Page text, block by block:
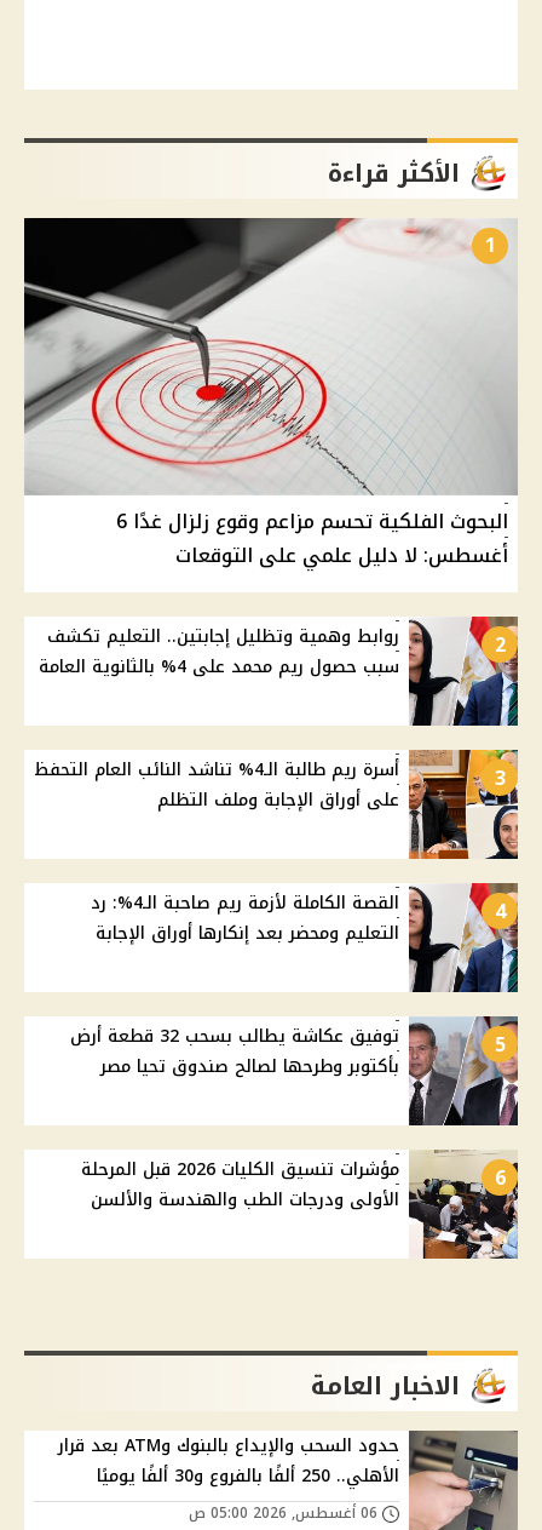
الأكثر قراءة
1
البحوث الفلكية تحسم مزاعم وقوع زلزال غدًا 6
أغسطس: لا دليل علمي على التوقعات
2
روابط وهمية وتظليل إجابتين.. التعليم تكشف
سبب حصول ريم محمد على 4% بالثانوية العامة
3
أسرة ريم طالبة الـ4% تناشد النائب العام التحفظ
على أوراق الإجابة وملف التظلم
4
القصة الكاملة لأزمة ريم صاحبة الـ4%: رد
التعليم ومحضر بعد إنكارها أوراق الإجابة
5
توفيق عكاشة يطالب بسحب 32 قطعة أرض
بأكتوبر وطرحها لصالح صندوق تحيا مصر
6
مؤشرات تنسيق الكليات 2026 قبل المرحلة
الأولى ودرجات الطب والهندسة والألسن
الاخبار العامة
حدود السحب والإيداع بالبنوك وATM بعد قرار
الأهلي.. 250 ألفًا بالفروع و30 ألفًا يوميًا